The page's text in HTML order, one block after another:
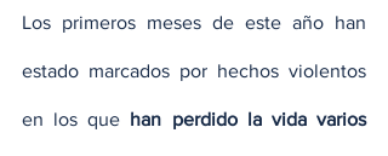
Los primeros meses de este año han
estado marcados por hechos violentos
en los que han perdido la vida varios